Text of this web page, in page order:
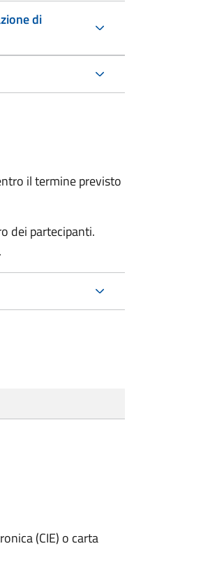
di
il termine previsto
dei partecipanti.
(CIE) o carta